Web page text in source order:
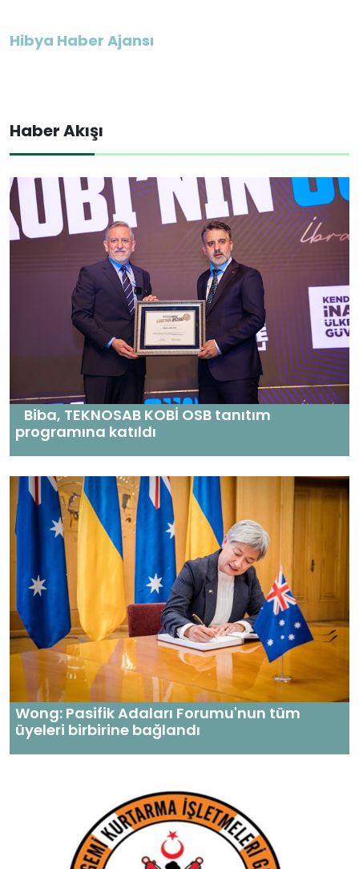
Hibya Haber Ajansı
Haber Akışı
Biba, TEKNOSAB KOBİ OSB tanıtım
programına katıldı
Wong: Pasifik Adaları Forumu'nun tüm
üyeleri birbirine bağlandı